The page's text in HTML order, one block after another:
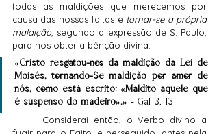
todas as maldições que merecemos por
causa das nossas faltas e tornar-se a própria
maldição, segundo a expressão de S. Paulo,
para nos obter a bênção divina.
«Cristo resgatou-nos da maldição da Lei de
Moisés, tornando-Se maldição por amor de
nós, como está escrito: «Maldito aquele que
é suspenso do madeiro».» - Gal 3, 13